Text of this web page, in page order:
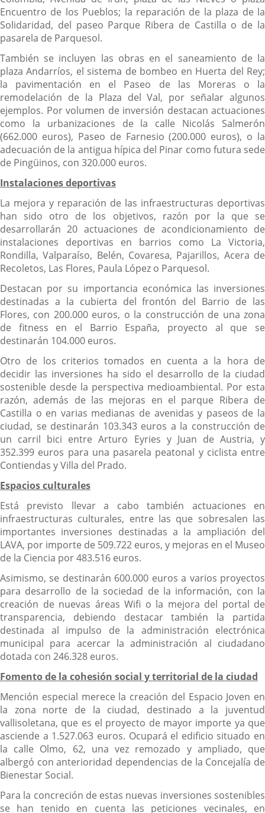
Encuentro de los Pueblos; la reparación de la plaza de la
Solidaridad, del paseo Parque Ribera de Castilla o de la
pasarela de Parquesol.
También se incluyen las obras en el saneamiento de la
plaza Andarríos, el sistema de bombeo en Huerta del Rey;
la pavimentación en el Paseo de las Moreras o la
remodelación de la Plaza del Val, por señalar algunos
ejemplos. Por volumen de inversión destacan actuaciones
como la urbanizaciones de la calle Nicolás Salmerón
(662.000 euros), Paseo de Farnesio (200.000 euros), o la
adecuación de la antigua hípica del Pinar como futura sede
de Pingüinos, con 320.000 euros.
Instalaciones deportivas
La mejora y reparación de las infraestructuras deportivas
han sido otro de los objetivos, razón por la que se
desarrollarán 20 actuaciones de acondicionamiento de
instalaciones deportivas en barrios como La Victoria,
Rondilla, Valparaíso, Belén, Covaresa, Pajarillos, Acera de
Recoletos, Las Flores, Paula López o Parquesol.
Destacan por su importancia económica las inversiones
destinadas a la cubierta del frontón del Barrio de las
Flores, con 200.000 euros, o la construcción de una zona
de fitness en el Barrio España, proyecto al que se
destinarán 104.000 euros.
Otro de los criterios tomados en cuenta a la hora de
decidir las inversiones ha sido el desarrollo de la ciudad
sostenible desde la perspectiva medioambiental. Por esta
razón, además de las mejoras en el parque Ribera de
Castilla o en varias medianas de avenidas y paseos de la
ciudad, se destinarán 103.343 euros a la construcción de
un carril bici entre Arturo Eyries y Juan de Austria, y
352.399 euros para una pasarela peatonal y ciclista entre
Contiendas y Villa del Prado.
Espacios culturales
Está previsto llevar a cabo también actuaciones en
infraestructuras culturales, entre las que sobresalen las
importantes inversiones destinadas a la ampliación del
LAVA, por importe de 509.722 euros, y mejoras en el Museo
de la Ciencia por 483.516 euros.
Asimismo, se destinarán 600.000 euros a varios proyectos
para desarrollo de la sociedad de la información, con la
creación de nuevas áreas Wifi o la mejora del portal de
transparencia, debiendo destacar también la partida
destinada al impulso de la administración electrónica
municipal para acercar la administración al ciudadano
dotada con 246.328 euros.
Fomento de la cohesión social y territorial de la ciudad
Mención especial merece la creación del Espacio Joven en
la zona norte de la ciudad, destinado a la juventud
vallisoletana, que es el proyecto de mayor importe ya que
asciende a 1.527.063 euros. Ocupará el edificio situado en
la calle Olmo, 62, una vez remozado y ampliado, que
albergó con anterioridad dependencias de la Concejalía de
Bienestar Social.
Para la concreción de estas nuevas inversiones sostenibles
se han tenido en cuenta las peticiones vecinales, en